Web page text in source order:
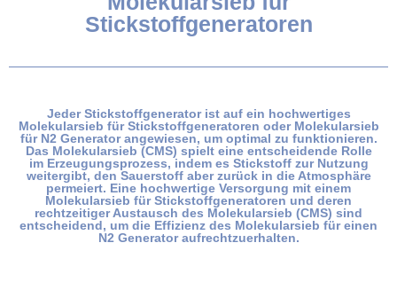
Stickstoffgeneratoren
Jeder Stickstoffgenerator ist auf ein hochwertiges
Molekularsieb für Stickstoffgeneratoren oder Molekularsieb
für N2 Generator angewiesen, um optimal zu funktionieren.
Das Molekularsieb (CMS) spielt eine entscheidende Rolle
im Erzeugungsprozess, indem es Stickstoff zur Nutzung
weitergibt, den Sauerstoff aber zurück in die Atmosphäre
permeiert. Eine hochwertige Versorgung mit einem
Molekularsieb für Stickstoffgeneratoren und deren
rechtzeitiger Austausch des Molekularsieb (CMS) sind
entscheidend, um die Effizienz des Molekularsieb für einen
N2 Generator aufrechtzuerhalten.